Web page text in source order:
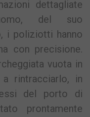
dettagliate
del suo
i poliziotti hanno
con precisione.
vuota in
rintracciarlo, in
del porto di
prontamente